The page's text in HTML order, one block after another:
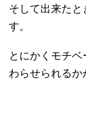
そして出来たと
す。
とにかくモチ
わらせられるか